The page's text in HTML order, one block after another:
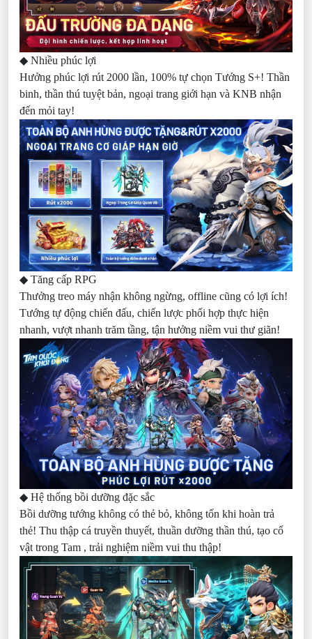
◆ Nhiều phúc lợi
Hưởng phúc lợi rút 2000 lần, 100% tự chọn Tướng S+! Thần
binh, thần thú tuyệt bản, ngoại trang giới hạn và KNB nhận
đến mỏi tay!
◆ Tăng cấp RPG
Thưởng treo máy nhận không ngừng, offline cũng có lợi ích!
Tướng tự động chiến đấu, chiến lược phối hợp thực hiện
nhanh, vượt nhanh trăm tầng, tận hưởng niềm vui thư giãn!
◆ Hệ thống bồi dưỡng đặc sắc
Bồi dưỡng tướng không có thẻ bỏ, không tốn khi hoàn trả
thẻ! Thu thập cá truyền thuyết, thuần dưỡng thần thú, tạo cổ
vật trong Tam , trải nghiệm niềm vui thu thập!